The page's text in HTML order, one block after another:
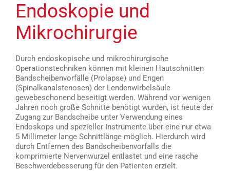
Endoskopie und
Mikrochirurgie
Durch endoskopische und mikrochirurgische
Operationstechniken können mit kleinen Hautschnitten
Bandscheibenvorfälle (Prolapse) und Engen
(Spinalkanalstenosen) der Lendenwirbelsäule
gewebeschonend beseitigt werden. Während vor wenigen
Jahren noch große Schnitte benötigt wurden, ist heute der
Zugang zur Bandscheibe unter Verwendung eines
Endoskops und spezieller Instrumente über eine nur etwa
5 Millimeter lange Schnittlänge möglich. Hierdurch wird
durch Entfernen des Bandscheibenvorfalls die
komprimierte Nervenwurzel entlastet und eine rasche
Beschwerdebesserung für den Patienten erzielt.